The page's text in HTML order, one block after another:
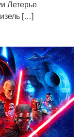
Летерье
[…]